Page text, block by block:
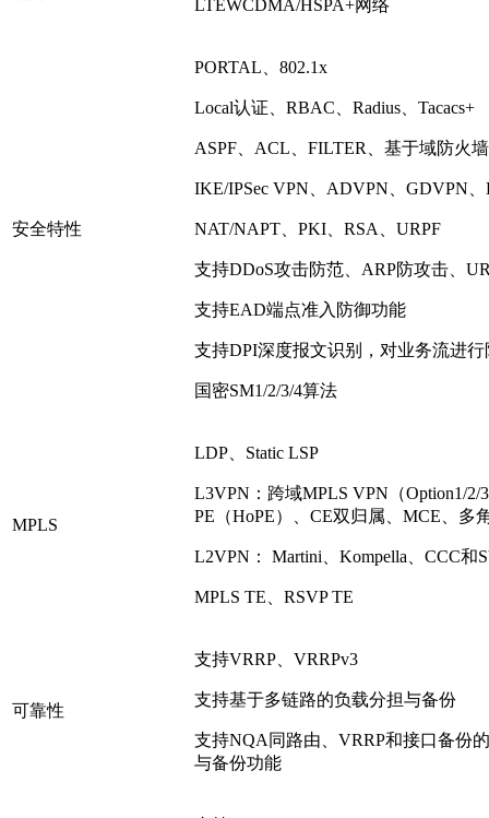
LTEWCDMA/HSPA+网络
安全特性
PORTAL、802.1x
Local认证、RBAC、Radius、Tacacs+
ASPF、ACL、FILTER、基于域防火
IKE/IPSec VPN、ADVPN、GDVPN
NAT/NAPT、PKI、RSA、URPF
支持DDoS攻击防范、ARP防攻击、
支持EAD端点准入防御功能
支持DPI深度报文识别，对业务流进
国密SM1/2/3/4算法
MPLS
LDP、Static LSP
L3VPN：跨域MPLS VPN（Option1/
PE（HoPE）、CE双归属、MCE、多
L2VPN： Martini、Kompella、CCC和
MPLS TE、RSVP TE
可靠性
支持VRRP、VRRPv3
支持基于多链路的负载分担与备份
支持NQA同路由、VRRP和接口备份
与备份功能